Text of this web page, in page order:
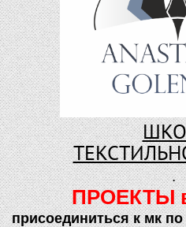
.
ПРОЕКТЫ
присоединиться к мк